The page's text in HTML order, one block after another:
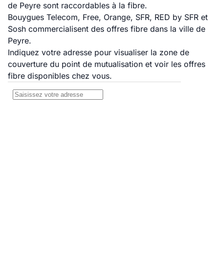
de Peyre sont raccordables à la fibre.
Bouygues Telecom, Free, Orange, SFR, RED by SFR et
Sosh commercialisent des offres fibre dans la ville de
Peyre.
Indiquez votre adresse pour visualiser la zone de
couverture du point de mutualisation et voir les offres
fibre disponibles chez vous.